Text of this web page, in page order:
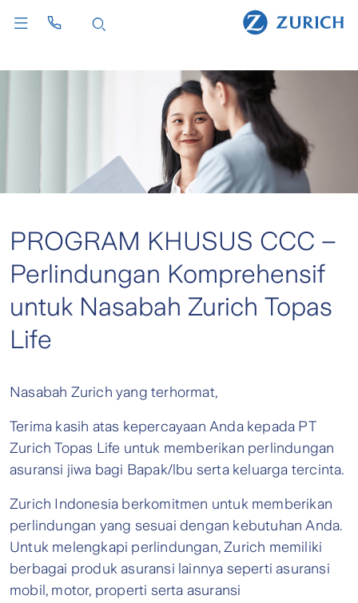
PROGRAM KHUSUS CCC –
Perlindungan Komprehensif
untuk Nasabah Zurich Topas
Life
Nasabah Zurich yang terhormat,
Terima kasih atas kepercayaan Anda kepada PT
Zurich Topas Life untuk memberikan perlindungan
asuransi jiwa bagi Bapak/lbu serta keluarga tercinta.
Zurich Indonesia berkomitmen untuk memberikan
perlindungan yang sesuai dengan kebutuhan Anda.
Untuk melengkapi perlindungan, Zurich memiliki
berbagai produk asuransi lainnya seperti asuransi
mobil, motor, properti serta asuransi